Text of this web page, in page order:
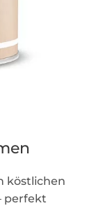
köstlichen
perfekt